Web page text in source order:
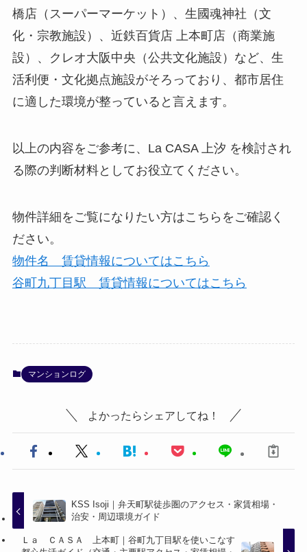
橋店（スーパーマーケット）、生國魂神社（文
化・宗教施設）、近鉄百貨店 上本町店（商業施
設）、クレオ大阪中央（公共文化施設）など、生
活利便・文化拠点施設がそろっており、都市居住
に適した環境が整っていると言えます。
以上の内容をご参考に、La CASA 上汐 を検討され
る際の判断材料としてお役立てください。
物件詳細をご覧になりたい方はこちらをご確認く
ださい。
物件名 賃貸情報についてはこちら
谷町九丁目駅 賃貸情報についてはこちら
マンションログ
よかったらシェアしてね！
KSS Isoji｜弁天町駅徒歩圏のアクセス・家賃相場・
治安・周辺環境ガイド
Ｌａ ＣＡＳＡ 上本町｜谷町九丁目駅を使いこなす